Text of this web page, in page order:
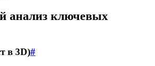
анализ ключевых
в 3D)#